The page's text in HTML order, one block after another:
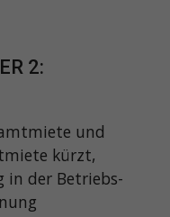
2:
und
kürzt,
in der Betriebs-